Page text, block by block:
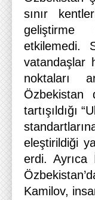
sınır
geliştirme
etkilemedi.
vatandaşlar
noktaları
Özbekistan
tartışıldığı
eleştirildiği
erdi.
Kamilov,